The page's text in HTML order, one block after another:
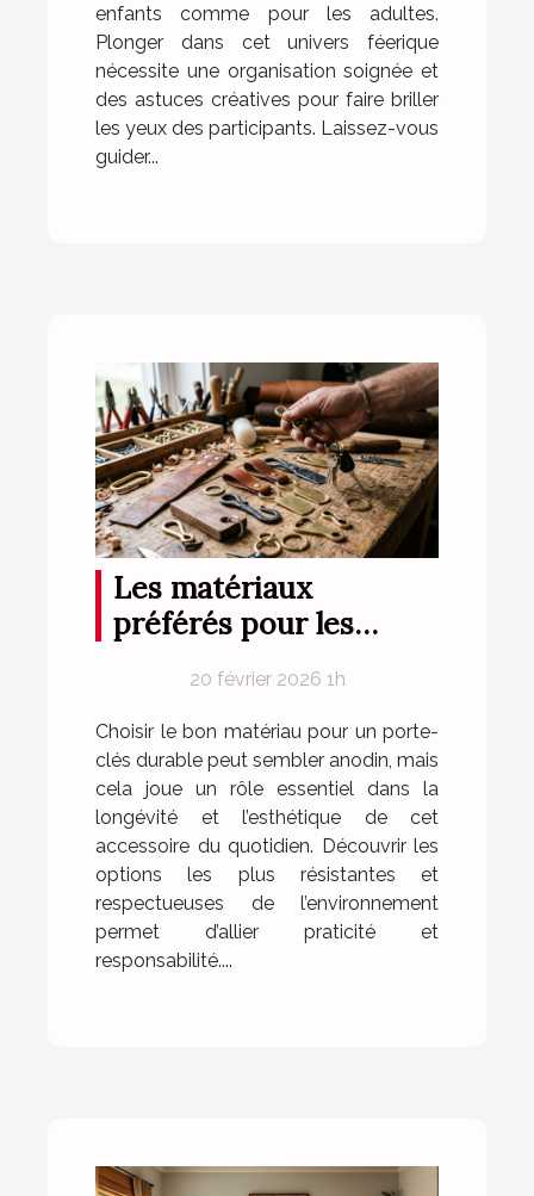
enfants comme pour les adultes.
Plonger dans cet univers féerique
nécessite une organisation soignée et
des astuces créatives pour faire briller
les yeux des participants. Laissez-vous
guider...
Les matériaux
préférés pour les
20 février 2026 1h
Choisir le bon matériau pour un porte-
clés durable peut sembler anodin, mais
cela joue un rôle essentiel dans la
longévité et l’esthétique de cet
accessoire du quotidien. Découvrir les
options les plus résistantes et
respectueuses de l’environnement
permet d’allier praticité et
responsabilité....